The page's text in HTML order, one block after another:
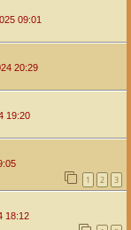
09:01
20:29
19:20
1 2 3
18:12